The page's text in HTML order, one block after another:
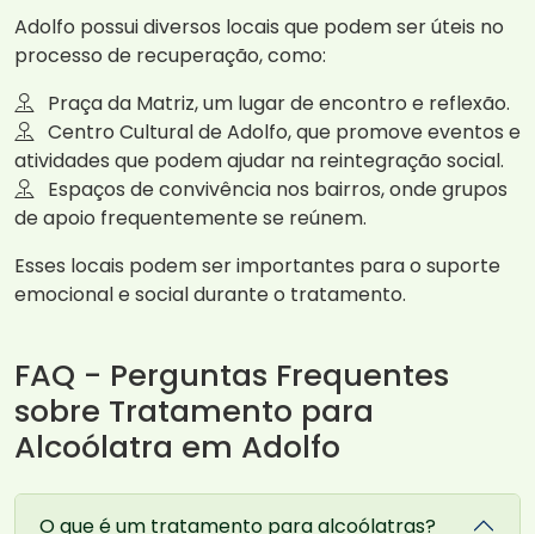
Adolfo possui diversos locais que podem ser úteis no
processo de recuperação, como:
Praça da Matriz, um lugar de encontro e reflexão.
Centro Cultural de Adolfo, que promove eventos e
atividades que podem ajudar na reintegração social.
Espaços de convivência nos bairros, onde grupos
de apoio frequentemente se reúnem.
Esses locais podem ser importantes para o suporte
emocional e social durante o tratamento.
FAQ - Perguntas Frequentes
sobre Tratamento para
Alcoólatra em Adolfo
O que é um tratamento para alcoólatras?